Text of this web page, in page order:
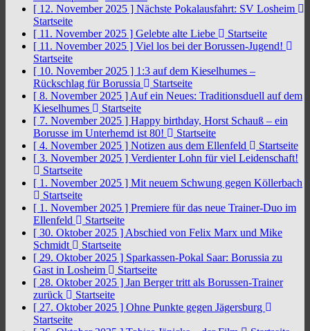
[ 12. November 2025 ] Nächste Pokalausfahrt: SV Losheim
Startseite
[ 11. November 2025 ] Gelebte alte Liebe
Startseite
[ 11. November 2025 ] Viel los bei der Borussen-Jugend!
Startseite
[ 10. November 2025 ] 1:3 auf dem Kieselhumes –
Rückschlag für Borussia
Startseite
[ 8. November 2025 ] Auf ein Neues: Traditionsduell auf dem
Kieselhumes
Startseite
[ 7. November 2025 ] Happy birthday, Horst Schauß – ein
Borusse im Unterhemd ist 80!
Startseite
[ 4. November 2025 ] Notizen aus dem Ellenfeld
Startseite
[ 3. November 2025 ] Verdienter Lohn für viel Leidenschaft!
Startseite
[ 1. November 2025 ] Mit neuem Schwung gegen Köllerbach
Startseite
[ 1. November 2025 ] Premiere für das neue Trainer-Duo im
Ellenfeld
Startseite
[ 30. Oktober 2025 ] Abschied von Felix Marx und Mike
Schmidt
Startseite
[ 29. Oktober 2025 ] Sparkassen-Pokal Saar: Borussia zu
Gast in Losheim
Startseite
[ 28. Oktober 2025 ] Jan Berger tritt als Borussen-Trainer
zurück
Startseite
[ 27. Oktober 2025 ] Ohne Punkte gegen Jägersburg
Startseite